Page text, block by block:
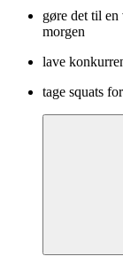
gøre det til
morgen
lave
tage squats